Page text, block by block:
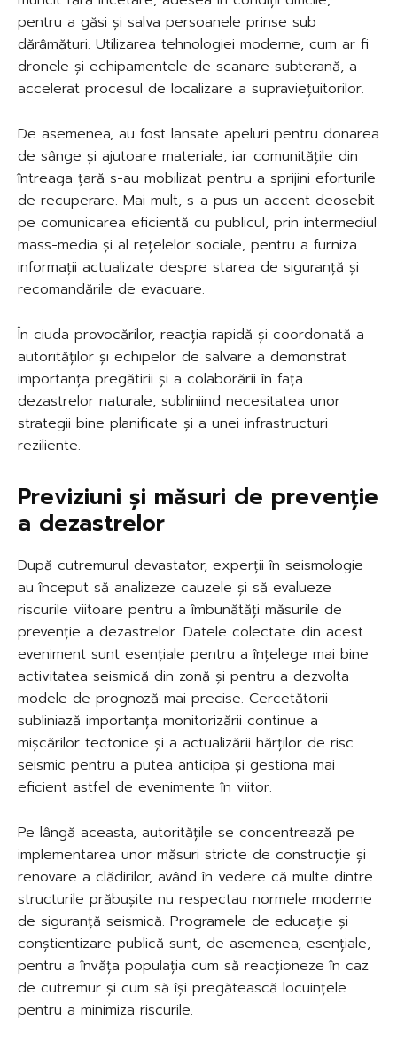
pentru a găsi și salva persoanele prinse sub
dărâmături. Utilizarea tehnologiei moderne, cum ar fi
dronele și echipamentele de scanare subterană, a
accelerat procesul de localizare a supraviețuitorilor.
De asemenea, au fost lansate apeluri pentru donarea
de sânge și ajutoare materiale, iar comunitățile din
întreaga țară s-au mobilizat pentru a sprijini eforturile
de recuperare. Mai mult, s-a pus un accent deosebit
pe comunicarea eficientă cu publicul, prin intermediul
mass-media și al rețelelor sociale, pentru a furniza
informații actualizate despre starea de siguranță și
recomandările de evacuare.
În ciuda provocărilor, reacția rapidă și coordonată a
autorităților și echipelor de salvare a demonstrat
importanța pregătirii și a colaborării în fața
dezastrelor naturale, subliniind necesitatea unor
strategii bine planificate și a unei infrastructuri
reziliente.
Previziuni și măsuri de prevenție
a dezastrelor
După cutremurul devastator, experții în seismologie
au început să analizeze cauzele și să evalueze
riscurile viitoare pentru a îmbunătăți măsurile de
prevenție a dezastrelor. Datele colectate din acest
eveniment sunt esențiale pentru a înțelege mai bine
activitatea seismică din zonă și pentru a dezvolta
modele de prognoză mai precise. Cercetătorii
subliniază importanța monitorizării continue a
mișcărilor tectonice și a actualizării hărților de risc
seismic pentru a putea anticipa și gestiona mai
eficient astfel de evenimente în viitor.
Pe lângă aceasta, autoritățile se concentrează pe
implementarea unor măsuri stricte de construcție și
renovare a clădirilor, având în vedere că multe dintre
structurile prăbușite nu respectau normele moderne
de siguranță seismică. Programele de educație și
conștientizare publică sunt, de asemenea, esențiale,
pentru a învăța populația cum să reacționeze în caz
de cutremur și cum să își pregătească locuințele
pentru a minimiza riscurile.